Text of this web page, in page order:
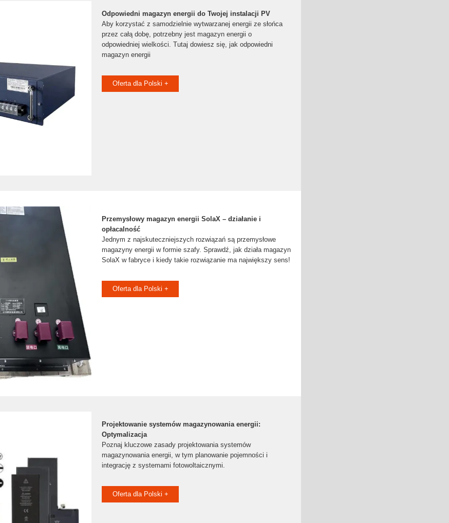
Odpowiedni magazyn energii do Twojej instalacji PV
Aby korzystać z samodzielnie wytwarzanej energii ze słońca
przez całą dobę, potrzebny jest magazyn energii o
odpowiedniej wielkości. Tutaj dowiesz się, jak odpowiedni
magazyn energii
Oferta dla Polski +
Przemysłowy magazyn energii SolaX – działanie i
opłacalność
Jednym z najskuteczniejszych rozwiązań są przemysłowe
magazyny energii w formie szafy. Sprawdź, jak działa magazyn
SolaX w fabryce i kiedy takie rozwiązanie ma największy sens!
Oferta dla Polski +
Projektowanie systemów magazynowania energii:
Optymalizacja
Poznaj kluczowe zasady projektowania systemów
magazynowania energii, w tym planowanie pojemności i
integrację z systemami fotowoltaicznymi.
Oferta dla Polski +